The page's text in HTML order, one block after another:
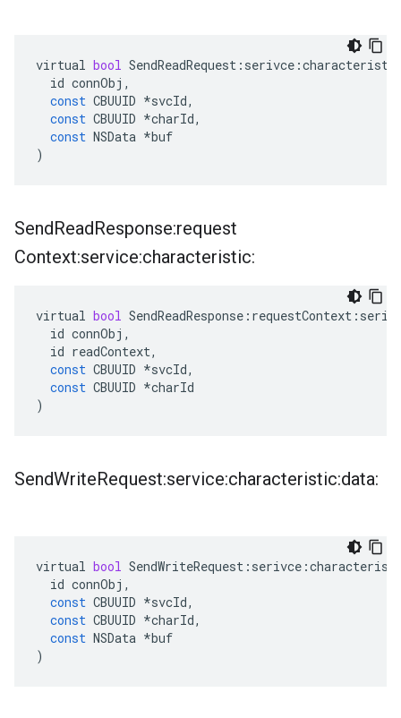
virtual bool SendReadRequest : serivce :
id connObj ,
const CBUUID *svcId,
const CBUUID *charId,
const NSData *buf
)
SendReadResponse:request
Context:service:characteristic:
virtual bool SendReadResponse : requestContext :
id connObj ,
id readContext,
const CBUUID *svcId,
const CBUUID *charId
)
SendWriteRequest:service:characteristic:data:
virtual bool SendWriteRequest : serivce :
id connObj ,
const CBUUID *svcId,
const CBUUID *charId,
const NSData *buf
)